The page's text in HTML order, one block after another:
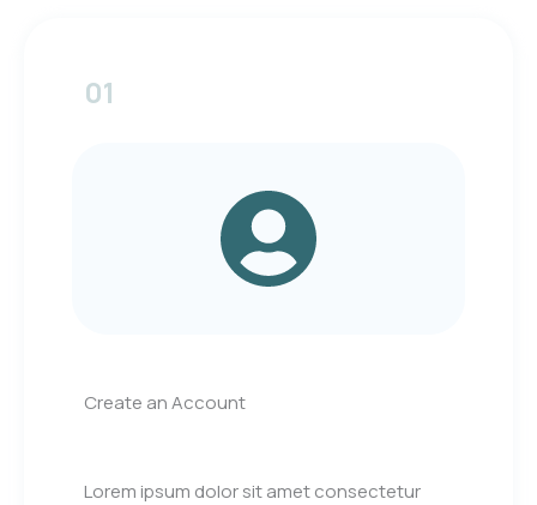
01
Create an Account
Lorem ipsum dolor sit amet consectetur